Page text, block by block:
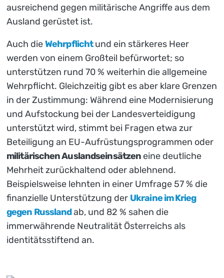
ausreichend gegen militärische Angriffe aus dem
Ausland gerüstet ist.
Auch dieWehrpflichtund ein stärkeres Heer
werden von einem Großteil befürwortet; so
unterstützen rund 70 % weiterhin die allgemeine
Wehrpflicht. Gleichzeitig gibt es aber klare Grenzen
in der Zustimmung: Während eine Modernisierung
und Aufstockung bei der Landesverteidigung
unterstützt wird, stimmt bei Fragen etwa zur
Beteiligung an EU-Aufrüstungsprogrammen oder
militärischen Auslandseinsätzen eine deutliche
Mehrheit zurückhaltend oder ablehnend.
Beispielsweise lehnten in einer Umfrage 57 % die
finanzielle Unterstützung der Ukraine im Krieg
gegen Russlandab, und 82 % sahen die
immerwährende Neutralität Österreichs als
identitätsstiftend an.